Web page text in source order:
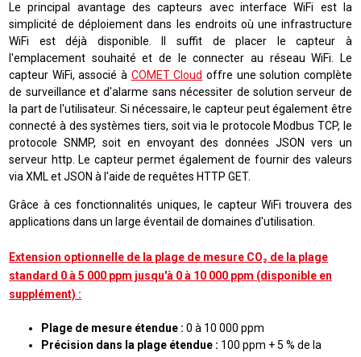
Le principal avantage des capteurs avec interface WiFi est la
simplicité de déploiement dans les endroits où une infrastructure
WiFi est déjà disponible. Il suffit de placer le capteur à
l'emplacement souhaité et de le connecter au réseau WiFi. Le
capteur WiFi, associé à COMET Cloud offre une solution complète
de surveillance et d'alarme sans nécessiter de solution serveur de
la part de l'utilisateur. Si nécessaire, le capteur peut également être
connecté à des systèmes tiers, soit via le protocole Modbus TCP, le
protocole SNMP, soit en envoyant des données JSON vers un
serveur http. Le capteur permet également de fournir des valeurs
via XML et JSON à l'aide de requêtes HTTP GET.
Grâce à ces fonctionnalités uniques, le capteur WiFi trouvera des
applications dans un large éventail de domaines d'utilisation.
Extension optionnelle de la plage de mesure CO₂ de la plage
standard 0 à 5 000 ppm jusqu'à 0 à 10 000 ppm (disponible en
supplément) :
Plage de mesure étendue : 0 à 10 000 ppm
Précision dans la plage étendue : 100 ppm + 5 % de la